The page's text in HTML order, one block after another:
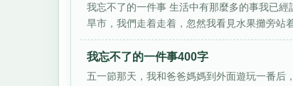
我忘不了的一件事 生活中有那麼多的事我已
旱市，我們走着走着，忽然我看見水果攤旁站
我忘不了的一件事400字
五一節那天，我和爸爸媽媽到外面遊玩一番后